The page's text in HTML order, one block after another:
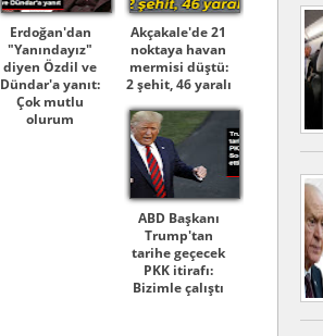
Erdoğan'dan
"Yanındayız"
diyen Özdil ve
Dündar'a yanıt:
Çok mutlu
olurum
Akçakale'de 21
noktaya havan
mermisi düştü:
2 şehit, 46 yaralı
ABD Başkanı
Trump'tan
tarihe geçecek
PKK itirafı:
Bizimle çalıştı